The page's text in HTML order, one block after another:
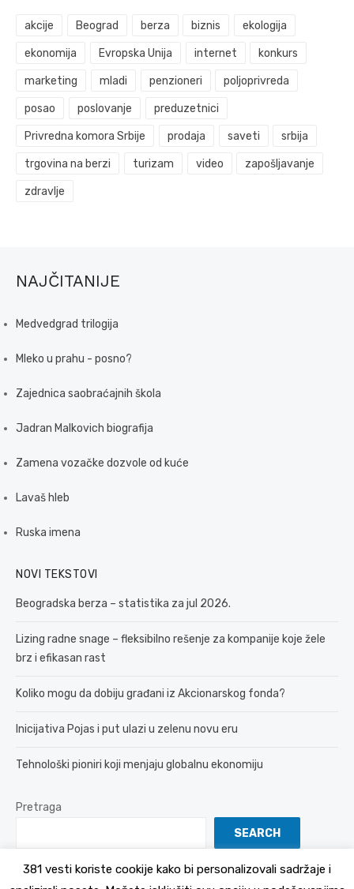
akcije Beograd berza biznis ekologija
ekonomija Evropska Unija internet konkurs
marketing mladi penzioneri poljoprivreda
posao poslovanje preduzetnici
Privredna komora Srbije prodaja saveti srbija
trgovina na berzi turizam video zapošljavanje
zdravlje
NAJČITANIJE
Medvedgrad trilogija
Mleko u prahu - posno?
Zajednica saobraćajnih škola
Jadran Malkovich biografija
Zamena vozačke dozvole od kuće
Lavaš hleb
Ruska imena
NOVI TEKSTOVI
Beogradska berza – statistika za jul 2026.
Lizing radne snage – fleksibilno rešenje za kompanije koje žele
brz i efikasan rast
Koliko mogu da dobiju građani iz Akcionarskog fonda?
Inicijativa Pojas i put ulazi u zelenu novu eru
Tehnološki pioniri koji menjaju globalnu ekonomiju
Pretraga
SEARCH
381 vesti koriste cookije kako bi personalizovali sadržaje i